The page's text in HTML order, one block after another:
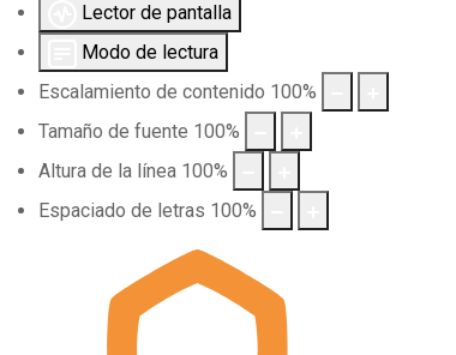
Lector de pantalla
Modo de lectura
Escalamiento de contenido 100%
Tamaño de fuente 100%
Altura de la línea 100%
Espaciado de letras 100%